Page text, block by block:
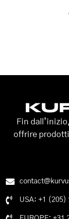
Fin
offrire prodotti
USA: +1 (205)